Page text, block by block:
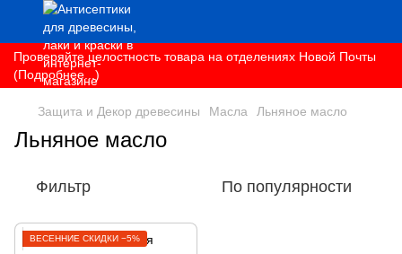
Проверяйте целостность товара на отделениях Новой Почты
(Подробнее...)
Защита и Декор древесины Масла Льняное масло
Льняное масло
Фильтр По популярности
ВЕСЕННИЕ СКИДКИ −5%